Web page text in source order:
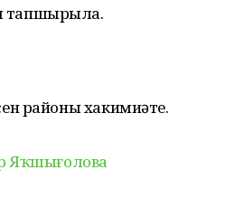
тапшырыла.
районы хакимиәте.
Яҡшығолова